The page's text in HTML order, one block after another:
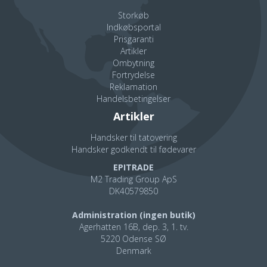
Storkøb
Indkøbsportal
Prisgaranti
Artikler
Ombytning
Fortrydelse
Reklamation
Handelsbetingelser
Artikler
Handsker til tatovering
Handsker godkendt til fødevarer
EPITRADE
M2 Trading Group ApS
DK40579850
Administration (ingen butik)
Agerhatten 16B, dep. 3, 1. tv.
5220 Odense SØ
Denmark